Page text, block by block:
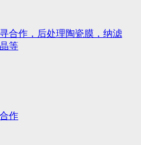
合作，后处理陶瓷膜，纳滤
等
作